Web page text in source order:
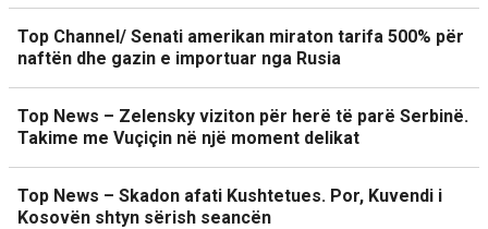
Top Channel/ Senati amerikan miraton tarifa 500% për
naftën dhe gazin e importuar nga Rusia
Top News – Zelensky viziton për herë të parë Serbinë.
Takime me Vuçiçin në një moment delikat
Top News – Skadon afati Kushtetues. Por, Kuvendi i
Kosovën shtyn sërish seancën